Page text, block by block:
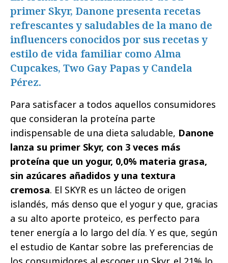
primer Skyr, Danone presenta recetas
refrescantes y saludables de la mano de
influencers conocidos por sus recetas y
estilo de vida familiar como Alma
Cupcakes, Two Gay Papas y Candela
Pérez.
Para satisfacer a todos aquellos consumidores
que consideran la proteína parte
indispensable de una dieta saludable, Danone
lanza su primer Skyr, con 3 veces más
proteína que un yogur, 0,0% materia grasa,
sin azúcares añadidos y una textura
cremosa. El SKYR es un lácteo de origen
islandés, más denso que el yogur y que, gracias
a su alto aporte proteico, es perfecto para
tener energía a lo largo del día. Y es que, según
el estudio de Kantar sobre las preferencias de